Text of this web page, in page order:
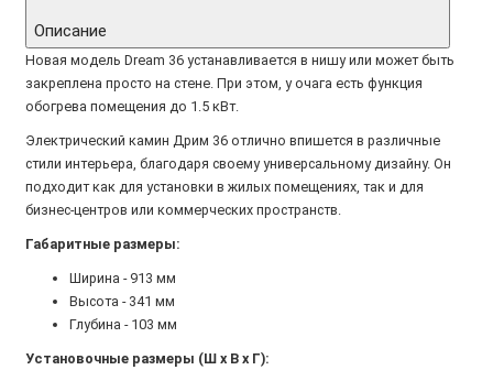
Описание
Новая модель Dream 36 устанавливается в нишу или может быть
закреплена просто на стене. При этом, у очага есть функция
обогрева помещения до 1.5 кВт.
Электрический камин Дрим 36 отлично впишется в различные
стили интерьера, благодаря своему универсальному дизайну. Он
подходит как для установки в жилых помещениях, так и для
бизнес-центров или коммерческих пространств.
Габаритные размеры:
Ширина - 913 мм
Высота - 341 мм
Глубина - 103 мм
Установочные размеры (Ш х В х Г):